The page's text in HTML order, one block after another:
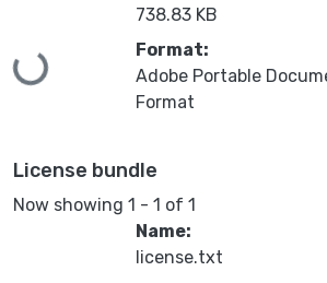
Loading...
738.83 KB
Format:
Adobe Portable
Format
License bundle
Now showing 1 - 1 of 1
Name:
license.txt